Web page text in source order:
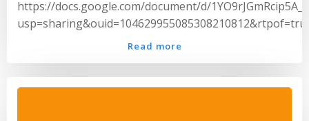
https://docs.google.com/document/d/
Read more